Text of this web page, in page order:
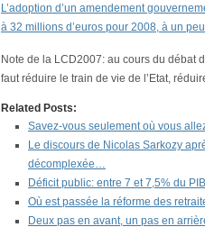
L’adoption d’un amendement
à 32 millions d’euros pour 2008, à un
Note de la LCD2007: au cours du débat
faut réduire le train de vie de l’Etat,
Related Posts:
Savez-vous seulement où vous
Le discours de Nicolas Sarkozy
décomplexée…
Déficit public: entre 7 et 7,5% du
Où est passée la réforme des
Deux pas en avant, un pas en